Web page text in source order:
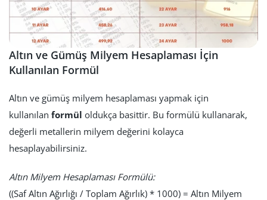
Altın ve Gümüş Milyem Hesaplaması İçin
Kullanılan Formül
Altın ve gümüş milyem hesaplaması yapmak için
kullanılan formül oldukça basittir. Bu formülü kullanarak,
değerli metallerin milyem değerini kolayca
hesaplayabilirsiniz.
Altın Milyem Hesaplaması Formülü:
((Saf Altın Ağırlığı / Toplam Ağırlık) * 1000) = Altın Milyem